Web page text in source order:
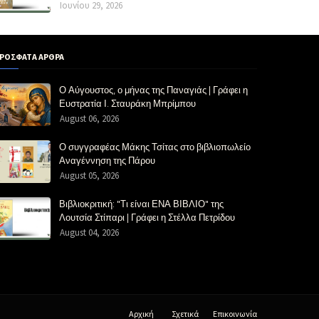
Ιουνίου 29, 2026
ΑΡΘΡΑ
Ο Αύγουστος, ο μήνας της Παναγιάς | Γράφει η
Ευστρατία Ι. Σταυράκη Μπρίμπου
August 06, 2026
Ο συγγραφέας Μάκης Τσίτας στο βιβλιοπωλείο
Αναγέννηση της Πάρου
August 05, 2026
Βιβλιοκριτική: "Τι είναι ΕΝΑ ΒΙΒΛΙΟ" της
Λουτσία Στίπαρι | Γράφει η Στέλλα Πετρίδου
August 04, 2026
Αρχική Σχετικά Επικοινωνία